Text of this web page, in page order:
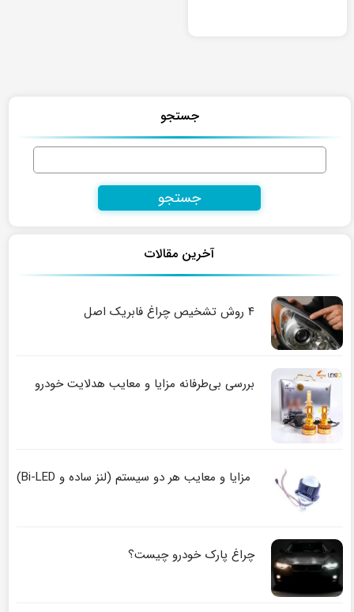
جستجو
جستجو
آخرین مقالات
۴ روش تشخیص چراغ فابریک اصل
بررسی بی‌طرفانه مزایا و معایب هدلایت خودرو
مزایا و معایب هر دو سیستم (لنز ساده و Bi-LED)
چراغ پارک خودرو چیست؟